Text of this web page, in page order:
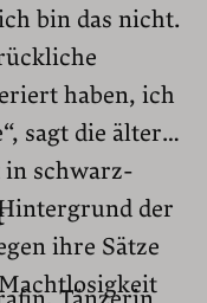
bin das nicht.
haben, ich
sagt die ältere
in schwarz-
der
ihre Sätze